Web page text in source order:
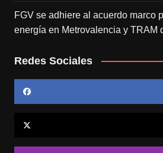
FGV se adhiere al acuerdo marco
energía en Metrovalencia y TRAM
Redes Sociales